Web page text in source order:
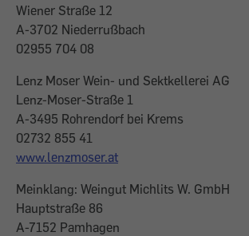
Wiener Straße 12
A-3702 Niederrußbach
02955 704 08
Lenz Moser Wein- und Sektkellerei AG
Lenz-Moser-Straße 1
A-3495 Rohrendorf bei Krems
02732 855 41
www.lenzmoser.at
Meinklang: Weingut Michlits W. GmbH
Hauptstraße 86
A-7152 Pamhagen